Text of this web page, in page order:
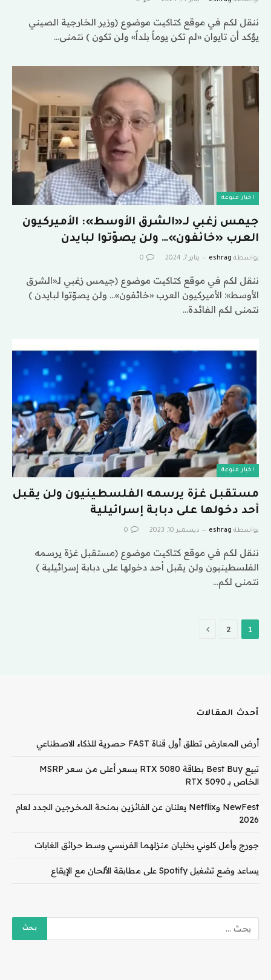
ننقل لكم في موقع كتاكيت موضوع (وزير الخارجية الصيني
يؤكد أن تايوان «لم تكن يوماً بلداً» ولن تكون ) نتمنى…
اخبار منوعة
جيمس زغبي لـ«الشرق الأوسط»: الأميركيون
العرب «خائفون»… ولن يصوّتوا لبايدن
بواسطة eshrag يناير 7, 2024 0
ننقل لكم في موقع كتاكيت موضوع (جيمس زغبي لـ«الشرق
الأوسط»: الأميركيون العرب «خائفون»… ولن يصوّتوا لبايدن )
نتمنى لكم الفائدة…
اخبار منوعة
مستقبل غزة يرسمه الفلسطينيون ولن يقبل
أحد دخولها على دبابة إسرائيلية
بواسطة eshrag ديسمبر 10, 2023 0
ننقل لكم في موقع كتاكيت موضوع (مستقبل غزة يرسمه
الفلسطينيون ولن يقبل أحد دخولها على دبابة إسرائيلية )
نتمنى لكم…
1
2 التالي
أحدث المقالات
أرض المعارض تطلق أول قناة FAST حصرية للذكاء الاصطناعي
تبيع Best Buy بطاقة RTX 5080 بسعر أعلى من سعر MSRP
الخاص بـ RTX 5090
NewFest وNetflix يعلنان عن الفائزين بمنحة المخرجين الجدد لعام
2026
جورج وأمل كلوني يخليان منزلهما الفرنسي وسط حرائق الغابات
يساعد وضع تشغيل Spotify على مطابقة الألحان مع الإيقاع